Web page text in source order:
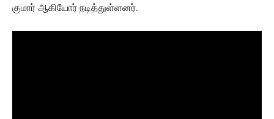
குமார் ஆகியோர் நடித்துள்ளனர்.